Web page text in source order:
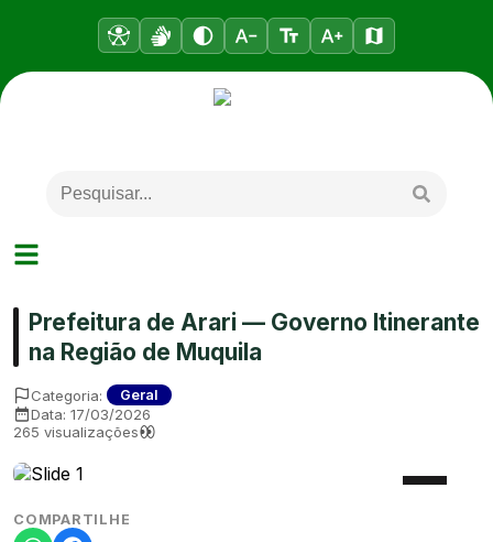
Prefeitura de Arari — Governo Itinerante
na Região de Muquila
Categoria: Geral
Data: 17/03/2026
265 visualizações
COMPARTILHE